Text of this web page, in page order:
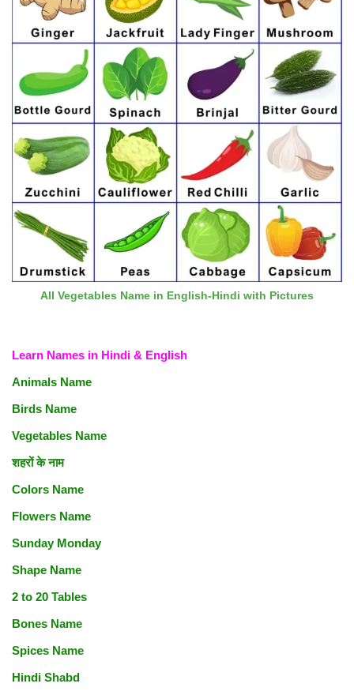
All Vegetables Name in English-Hindi with Pictures
Learn Names in Hindi & English
Animals Name
Birds Name
Vegetables Name
शहरों के नाम
Colors Name
Flowers Name
Sunday Monday
Shape Name
2 to 20 Tables
Bones Name
Spices Name
Hindi Shabd